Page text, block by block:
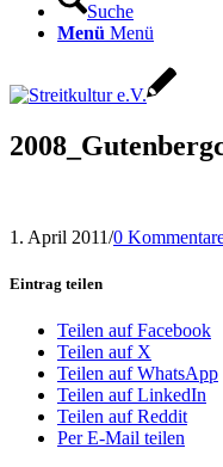
Suche
Menü Menü
1. April 2011/0
Eintrag teilen
Teilen auf Facebook
Teilen auf X
Teilen auf WhatsApp
Teilen auf LinkedIn
Teilen auf Reddit
Per E-Mail teilen